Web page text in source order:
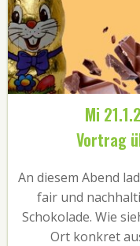
Mi
Vortrag
An diesem Abend
fair und
Schokolade. Wie
Ort konkret